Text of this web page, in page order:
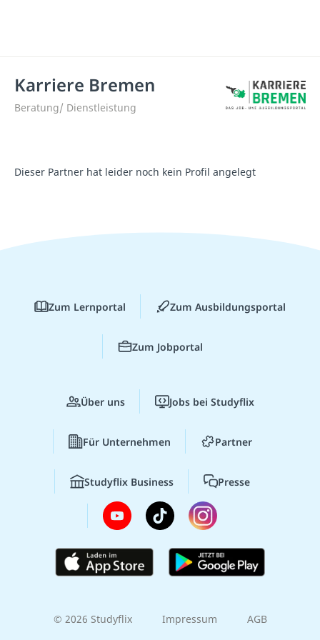
Karriere Bremen
Beratung/ Dienstleistung
Dieser Partner hat leider noch kein Profil angelegt
Zum Lernportal Zum Ausbildungsportal
Zum Jobportal
Über uns Jobs bei Studyflix
Für Unternehmen Partner
Studyflix Business Presse
© 2026 Studyflix Impressum AGB